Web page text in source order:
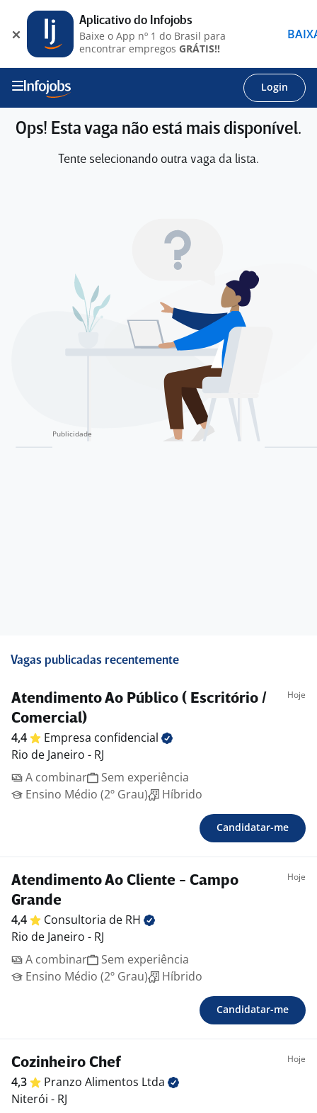
Login
Ops! Esta vaga não está mais disponível.
Tente selecionando outra vaga da lista.
Vagas publicadas recentemente
Atendimento Ao Público ( Escritório /
Comercial)
Hoje
4,4 Empresa confidencial
Rio de Janeiro - RJ
A combinar
Sem experiência
Ensino Médio (2º Grau)
Híbrido
Candidatar-me
Atendimento Ao Cliente - Campo
Grande
Hoje
4,4 Consultoria de RH
Rio de Janeiro - RJ
A combinar
Sem experiência
Ensino Médio (2º Grau)
Híbrido
Candidatar-me
Cozinheiro Chef Hoje
4,3 Pranzo Alimentos Ltda
Niterói - RJ
Aplicativo do Infojobs
Baixe o App nº 1 do Brasil para
encontrar empregos GRÁTIS!!